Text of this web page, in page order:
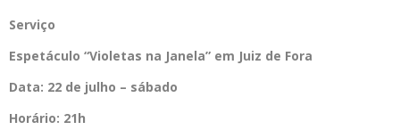
Serviço
Espetáculo “Violetas na Janela” em Juiz de Fora
Data: 22 de julho – sábado
Horário: 21h